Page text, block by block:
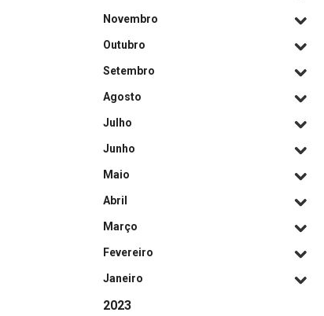
Novembro
Outubro
Setembro
Agosto
Julho
Junho
Maio
Abril
Março
Fevereiro
Janeiro
2023